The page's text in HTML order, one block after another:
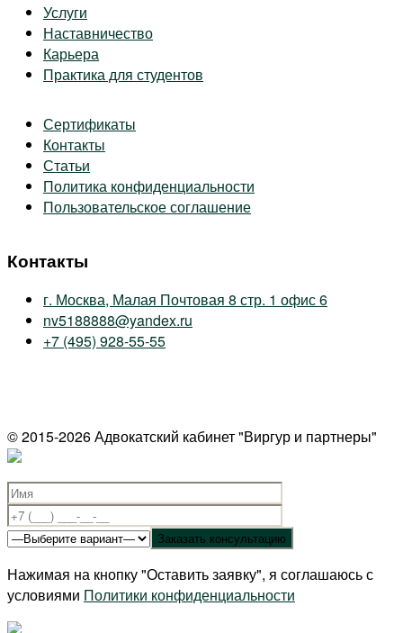
Услуги
Наставничество
Карьера
Практика для студентов
Сертификаты
Контакты
Статьи
Политика конфиденциальности
Пользовательское соглашение
Контакты
г. Москва, Малая Почтовая 8 стр. 1 офис 6
nv5188888@yandex.ru
+7 (495) 928-55-55
© 2015-2026 Адвокатский кабинет "Виргур и партнеры"
Нажимая на кнопку "Оставить заявку", я соглашаюсь с
условиями Политики конфиденциальности